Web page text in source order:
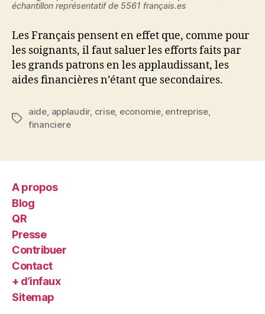
échantillon représentatif de 5561 français.es
Les Français pensent en effet que, comme pour
les soignants, il faut saluer les efforts faits par
les grands patrons en les applaudissant, les
aides financières n’étant que secondaires.
Étiquettes
aide applaudir, crise, economie, entreprise,
financiere
A propos
Blog
QR
Presse
Contribuer
Contact
+ d’infaux
Sitemap